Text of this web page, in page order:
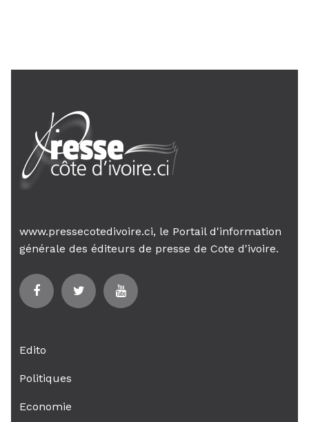
www.pressecotedivoire.ci, le Portail d'information
générale des éditeurs de presse de Cote d'ivoire.
Edito
Politiques
Economie